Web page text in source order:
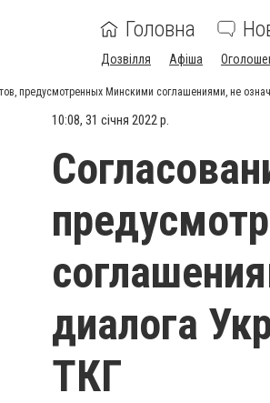
Головна
Дозвілля Афіша
предусмотренных Минскими соглашениями, не
10:08, 31 січня 2022 р.
диалога
ТКГ